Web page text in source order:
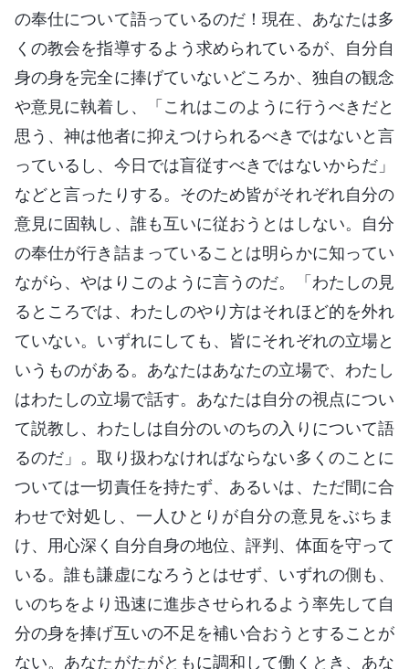
の奉仕について語っているのだ！現在、あなたは多
くの教会を指導するよう求められているが、自分自
身の身を完全に捧げていないどころか、独自の観念
や意見に執着し、「これはこのように行うべきだと
思う、神は他者に抑えつけられるべきではないと言
っているし、今日では盲従すべきではないからだ」
などと言ったりする。そのため皆がそれぞれ自分の
意見に固執し、誰も互いに従おうとはしない。自分
の奉仕が行き詰まっていることは明らかに知ってい
ながら、やはりこのように言うのだ。「わたしの見
るところでは、わたしのやり方はそれほど的を外れ
ていない。いずれにしても、皆にそれぞれの立場と
いうものがある。あなたはあなたの立場で、わたし
はわたしの立場で話す。あなたは自分の視点につい
て説教し、わたしは自分のいのちの入りについて語
るのだ」。取り扱わなければならない多くのことに
ついては一切責任を持たず、あるいは、ただ間に合
わせで対処し、一人ひとりが自分の意見をぶちま
け、用心深く自分自身の地位、評判、体面を守って
いる。誰も謙虚になろうとはせず、いずれの側も、
いのちをより迅速に進歩させられるよう率先して自
分の身を捧げ互いの不足を補い合おうとすることが
ない。あなたがたがともに調和して働くとき、あな